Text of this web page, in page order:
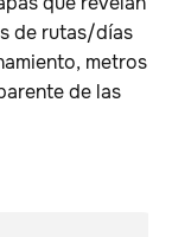
de rutas/días
metros
de las